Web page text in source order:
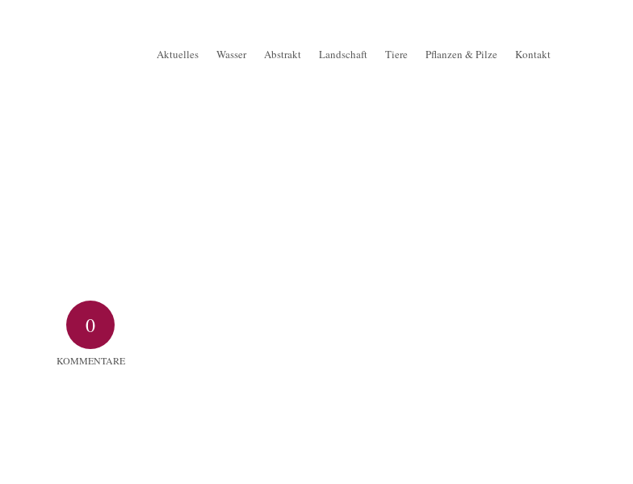
Aktuelles Wasser Abstrakt Landschaft Tiere Pflanzen & Pilze Kontakt
0
KOMMENTARE